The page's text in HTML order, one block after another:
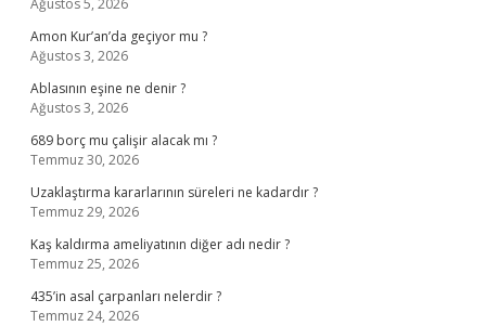
Ağustos 5, 2026
Amon Kur’an’da geçiyor mu ?
Ağustos 3, 2026
Ablasının eşine ne denir ?
Ağustos 3, 2026
689 borç mu çalişir alacak mı ?
Temmuz 30, 2026
Uzaklaştırma kararlarının süreleri ne kadardır ?
Temmuz 29, 2026
Kaş kaldırma ameliyatının diğer adı nedir ?
Temmuz 25, 2026
435’in asal çarpanları nelerdir ?
Temmuz 24, 2026